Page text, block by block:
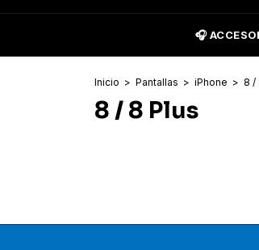
🎧
Inicio > Pantallas > iPhone > 8 /
8 / 8 Plus